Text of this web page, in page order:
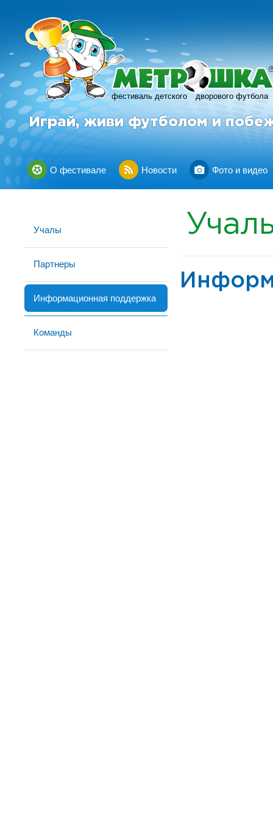
фестиваль детского дворового футбола
R
Играй, живи футболом и
О фестивале Новости Фото и видео
Учалы
Партнеры
Информационная поддержка
Команды